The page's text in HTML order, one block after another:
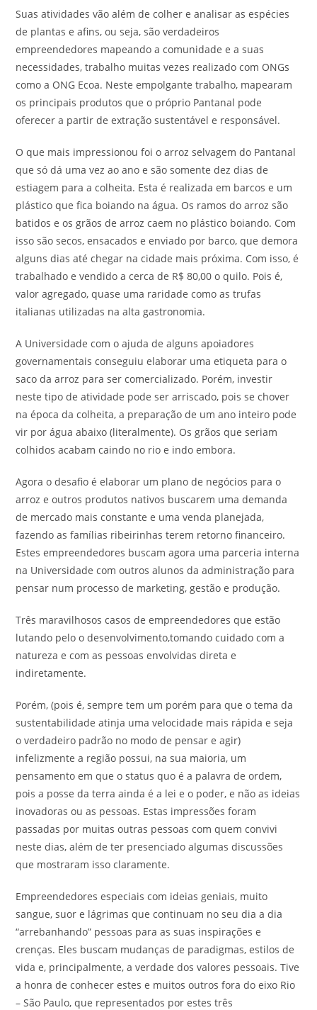
Suas atividades vão além de colher e analisar as espécies
de plantas e afins, ou seja, são verdadeiros
empreendedores mapeando a comunidade e a suas
necessidades, trabalho muitas vezes realizado com ONGs
como a ONG Ecoa. Neste empolgante trabalho, mapearam
os principais produtos que o próprio Pantanal pode
oferecer a partir de extração sustentável e responsável.
O que mais impressionou foi o arroz selvagem do Pantanal
que só dá uma vez ao ano e são somente dez dias de
estiagem para a colheita. Esta é realizada em barcos e um
plástico que fica boiando na água. Os ramos do arroz são
batidos e os grãos de arroz caem no plástico boiando. Com
isso são secos, ensacados e enviado por barco, que demora
alguns dias até chegar na cidade mais próxima. Com isso, é
trabalhado e vendido a cerca de R$ 80,00 o quilo. Pois é,
valor agregado, quase uma raridade como as trufas
italianas utilizadas na alta gastronomia.
A Universidade com o ajuda de alguns apoiadores
governamentais conseguiu elaborar uma etiqueta para o
saco da arroz para ser comercializado. Porém, investir
neste tipo de atividade pode ser arriscado, pois se chover
na época da colheita, a preparação de um ano inteiro pode
vir por água abaixo (literalmente). Os grãos que seriam
colhidos acabam caindo no rio e indo embora.
Agora o desafio é elaborar um plano de negócios para o
arroz e outros produtos nativos buscarem uma demanda
de mercado mais constante e uma venda planejada,
fazendo as famílias ribeirinhas terem retorno financeiro.
Estes empreendedores buscam agora uma parceria interna
na Universidade com outros alunos da administração para
pensar num processo de marketing, gestão e produção.
Três maravilhosos casos de empreendedores que estão
lutando pelo o desenvolvimento,tomando cuidado com a
natureza e com as pessoas envolvidas direta e
indiretamente.
Porém, (pois é, sempre tem um porém para que o tema da
sustentabilidade atinja uma velocidade mais rápida e seja
o verdadeiro padrão no modo de pensar e agir)
infelizmente a região possui, na sua maioria, um
pensamento em que o status quo é a palavra de ordem,
pois a posse da terra ainda é a lei e o poder, e não as ideias
inovadoras ou as pessoas. Estas impressões foram
passadas por muitas outras pessoas com quem convivi
neste dias, além de ter presenciado algumas discussões
que mostraram isso claramente.
Empreendedores especiais com ideias geniais, muito
sangue, suor e lágrimas que continuam no seu dia a dia
“arrebanhando” pessoas para as suas inspirações e
crenças. Eles buscam mudanças de paradigmas, estilos de
vida e, principalmente, a verdade dos valores pessoais. Tive
a honra de conhecer estes e muitos outros fora do eixo Rio
– São Paulo, que representados por estes três